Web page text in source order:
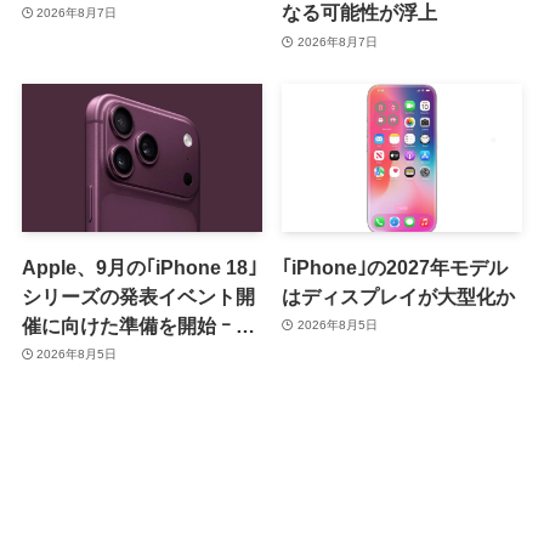
2026年8月7日
なる可能性が浮上
2026年8月7日
Apple、9月の｢iPhone 18｣
シリーズの発表イベント開
催に向けた準備を開始 ｰ 9
月8日か9月9日に開催見込
2026年8月5日
｢iPhone｣の2027年モデル
はディスプレイが大型化か
2026年8月5日